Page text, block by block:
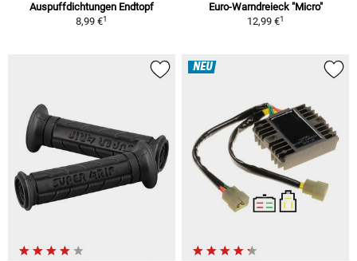
Auspuffdichtungen Endtopf
8,99 €1
Euro-Warndreieck "Micro"
12,99 €1
NEU